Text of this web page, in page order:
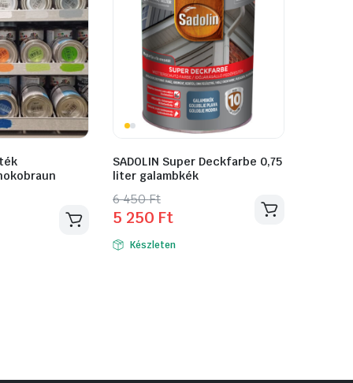
SADOLIN Super Deckfarbe 0,75
liter galambkék
6 450Ft
Original
price
was:
5 250 Ft
Current
price
is: Készleten